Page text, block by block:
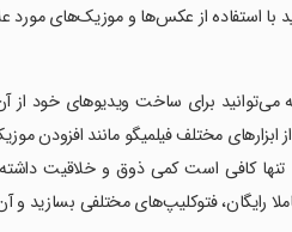
با استفاده از عکس‌ها و موزیک‌های مورد
برای ساخت ویدیوهای خود از
مختلف فیلمیگو مانند افزودن
تنها کافی است کمی ذوق و خلاقیت
رایگان، فتوکلیپ‌های مختلفی بسازید و